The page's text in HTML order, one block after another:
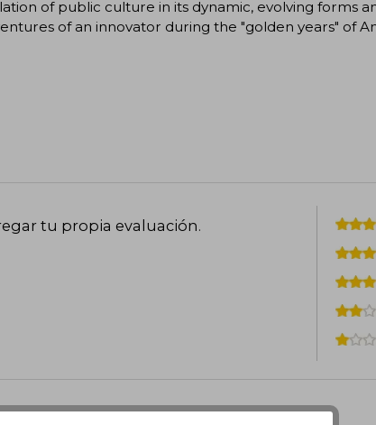
of public culture in its dynamic, evolving forms
of an innovator during the "golden years" of
tu propia evaluación.